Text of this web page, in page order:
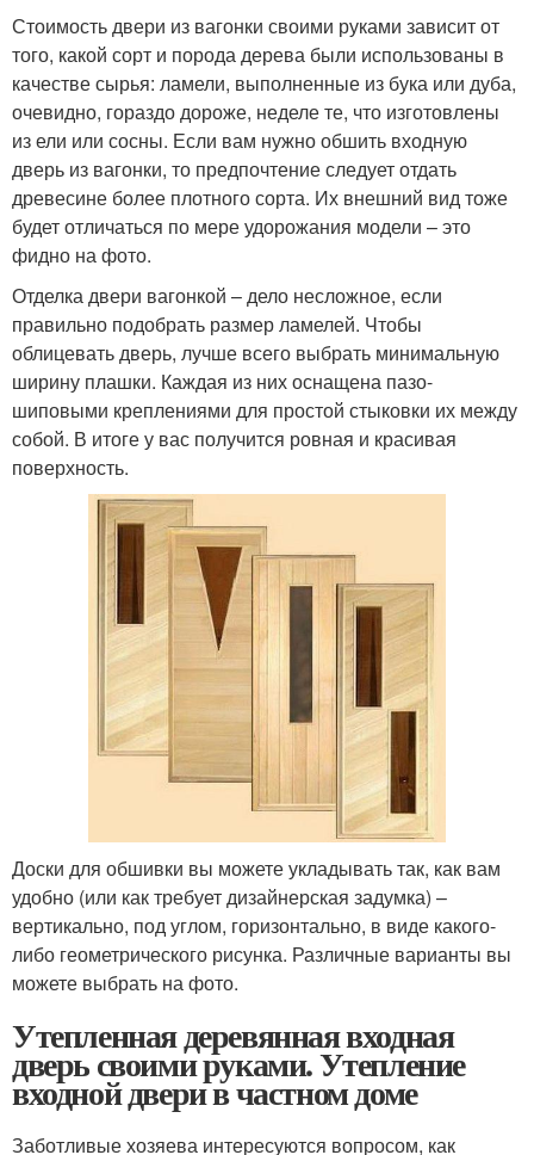
Стоимость двери из вагонки своими руками зависит от
того, какой сорт и порода дерева были использованы в
качестве сырья: ламели, выполненные из бука или дуба,
очевидно, гораздо дороже, неделе те, что изготовлены
из ели или сосны. Если вам нужно обшить входную
дверь из вагонки, то предпочтение следует отдать
древесине более плотного сорта. Их внешний вид тоже
будет отличаться по мере удорожания модели – это
фидно на фото.
Отделка двери вагонкой – дело несложное, если
правильно подобрать размер ламелей. Чтобы
облицевать дверь, лучше всего выбрать минимальную
ширину плашки. Каждая из них оснащена пазо-
шиповыми креплениями для простой стыковки их между
собой. В итоге у вас получится ровная и красивая
поверхность.
Доски для обшивки вы можете укладывать так, как вам
удобно (или как требует дизайнерская задумка) –
вертикально, под углом, горизонтально, в виде какого-
либо геометрического рисунка. Различные варианты вы
можете выбрать на фото.
Утепленная деревянная входная
дверь своими руками. Утепление
входной двери в частном доме
Заботливые хозяева интересуются вопросом, как